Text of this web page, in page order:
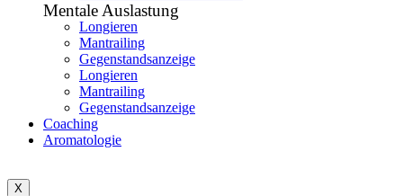
Mentale Auslastung
Longieren
Mantrailing
Gegenstandsanzeige
Longieren
Mantrailing
Gegenstandsanzeige
Coaching
Aromatologie
X